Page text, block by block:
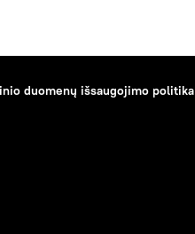
duomenų išsaugojimo politika